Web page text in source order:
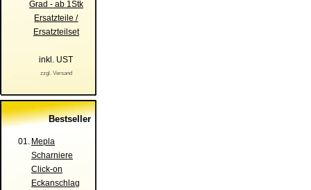
Grad - ab 1Stk
Ersatzteile /
Ersatzteilset
inkl. UST
zzgl. Versand
Bestseller
01. Mepla
Scharniere
Click-on
Eckanschlag